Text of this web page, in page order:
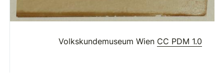
Volkskundemuseum Wien CC PDM 1.0